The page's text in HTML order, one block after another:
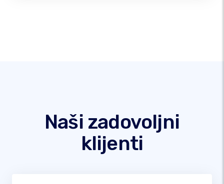
Naši zadovoljni
klijenti